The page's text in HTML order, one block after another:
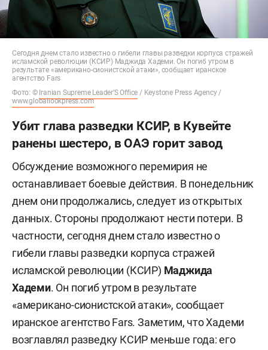
Сегодня днем стало известно о гибели главы разведки корпуса стражей
исламской революции (КСИР) Маджида Хадеми. Он погиб утром в
результате «американо-сионистской атаки», сообщает иранское
агентство Fars
Фото: © Iranian Supreme Leader’S Office / Keystone Press Agency /
www.globallookpress.com
Убит глава разведки КСИР, в Кувейте
ранены шестеро, в ОАЭ горит завод
Обсуждение возможного перемирия не
останавливает боевые действия. В понедельник
днем они продолжались, следует из открытых
данных. Стороны продолжают нести потери. В
частности, сегодня днем стало известно о
гибели главы разведки корпуса стражей
исламской революции (КСИР) Маджида
Хадеми. Он погиб утром в результате
«американо-сионистской атаки», сообщает
иранское агентство Fars. Заметим, что Хадеми
возглавлял разведку КСИР меньше года: его